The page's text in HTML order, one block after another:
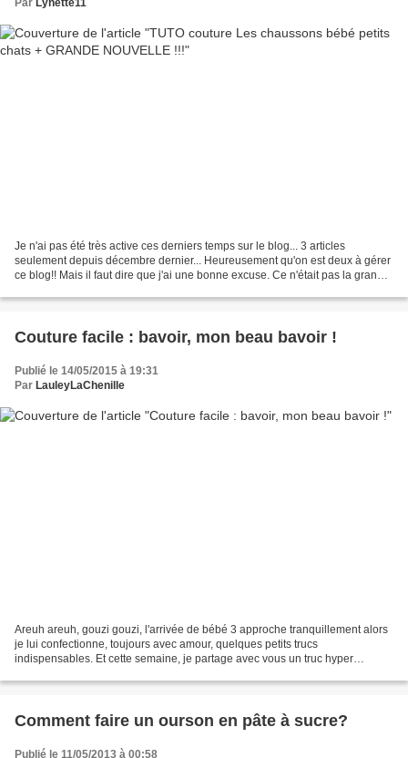
Je n'ai pas été très active ces derniers temps sur le blog... 3 articles
seulement depuis décembre dernier... Heureusement qu'on est deux à gérer
ce blog!! Mais il faut dire que j'ai une bonne excuse. Ce n'était pas la grande
Couture facile : bavoir, mon beau bavoir !
Publié le 14/05/2015 à 19:31
Par LauleyLaChenille
Areuh areuh, gouzi gouzi, l'arrivée de bébé 3 approche tranquillement alors
je lui confectionne, toujours avec amour, quelques petits trucs
indispensables. Et cette semaine, je partage avec vous un truc hyper
Comment faire un ourson en pâte à sucre?
Publié le 11/05/2013 à 00:58